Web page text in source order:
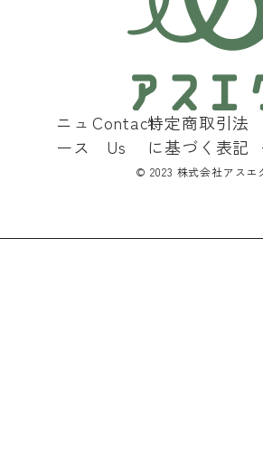
ニュ
ース
Contact
Us
特定商取引法
に基づく表記
©︎ 2023 株式会社アスエ